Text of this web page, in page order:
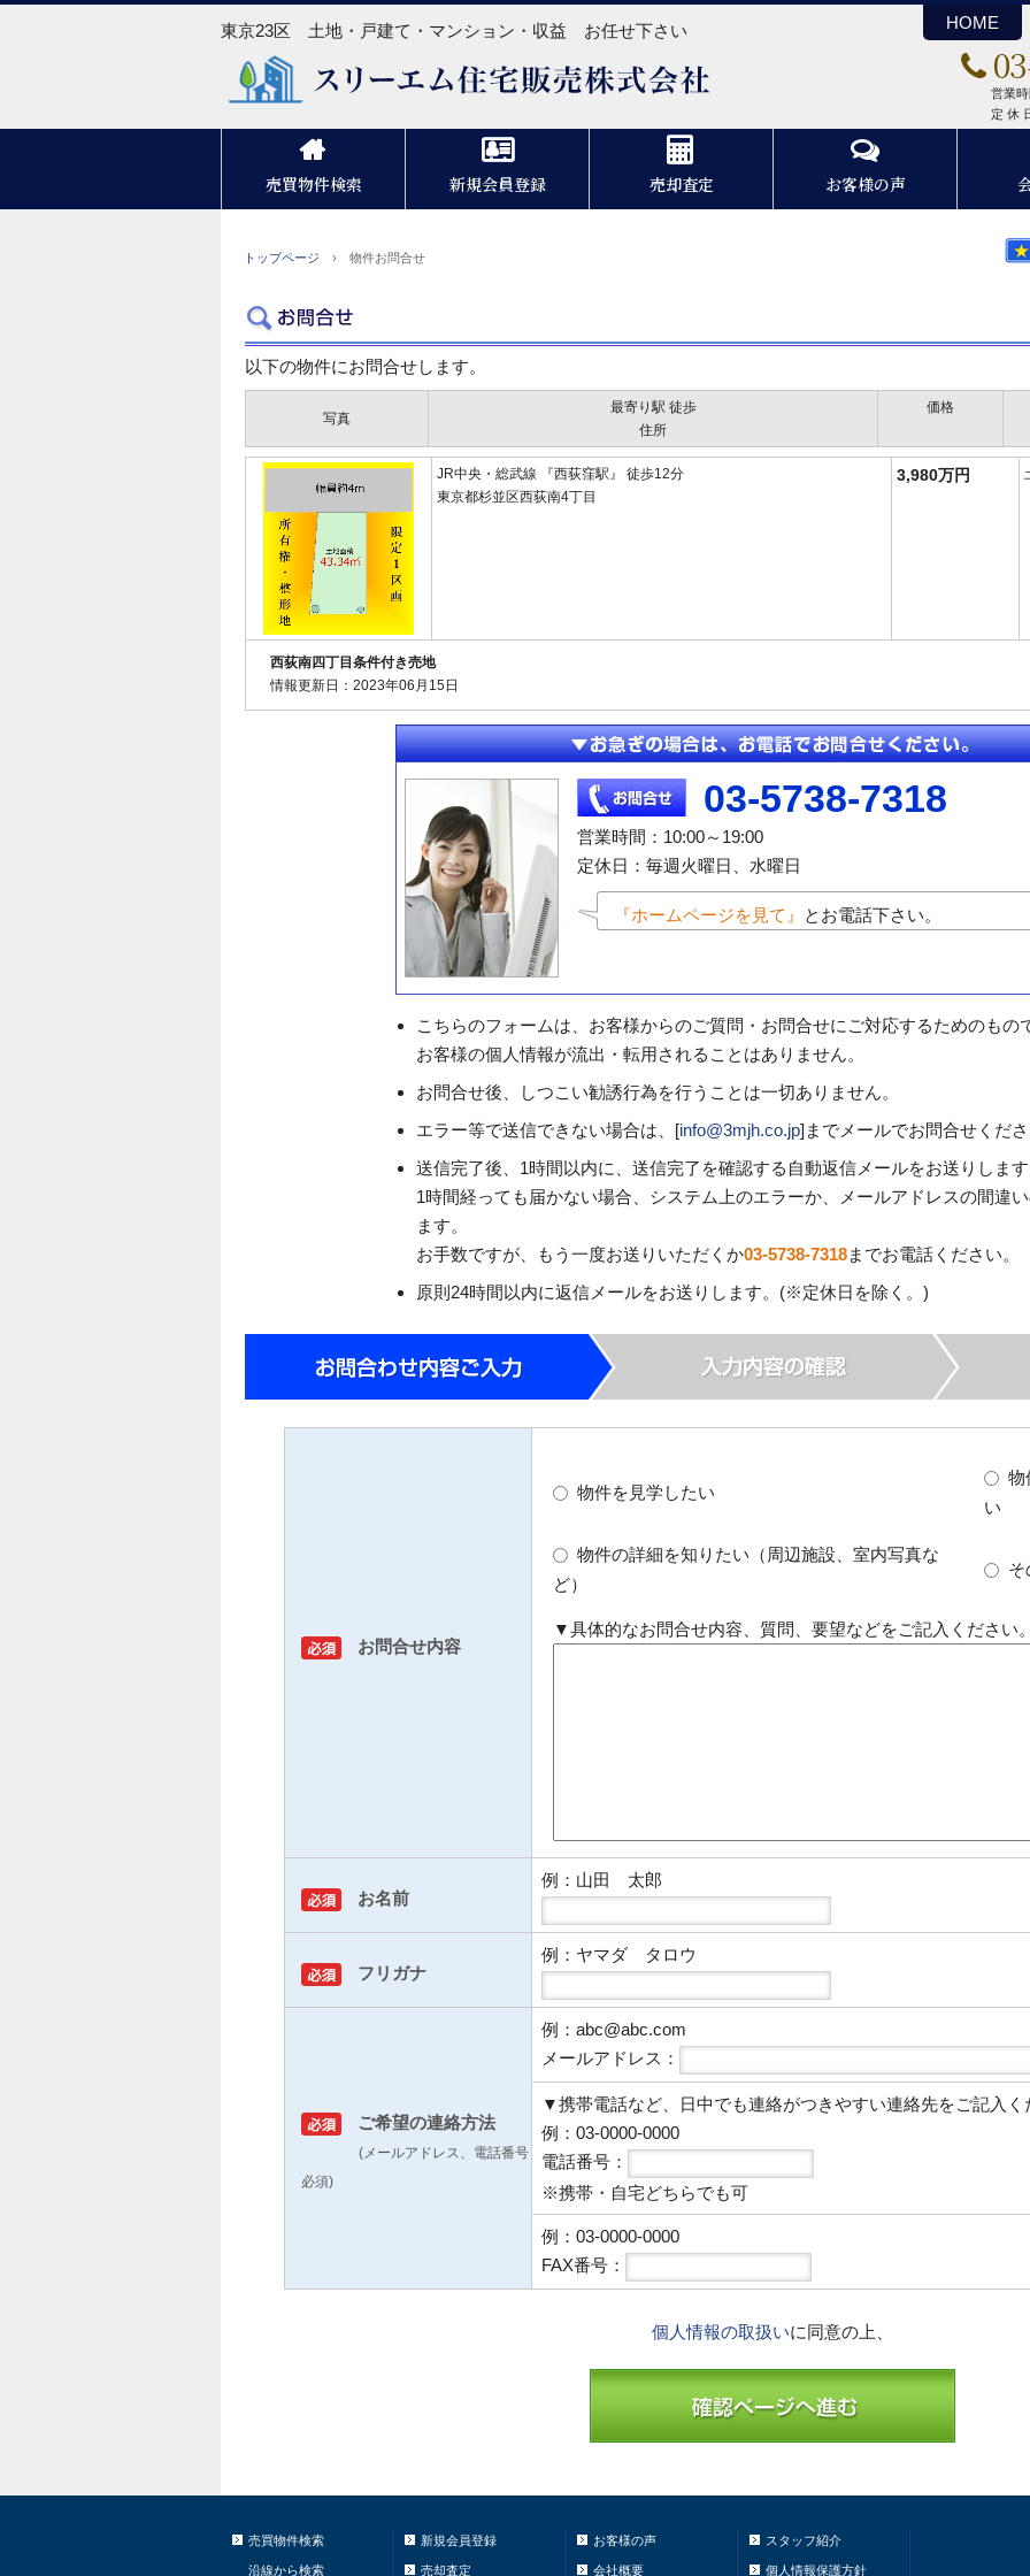
HOME
東京23区 土地・戸建て・マンション・収益 お任せ下さい
スリーエム住宅販売株式会社
営業
定 休
売買物件検索 新規会員登録 売却査定 お客様の声
トップページ › 物件お問合せ
以下の物件にお問合せします。
写真
最寄り駅 徒歩
住所
価格
JR中央・総武線 『西荻窪駅』 徒歩12分
東京都杉並区西荻南4丁目
3,980万円
西荻南四丁目条件付き売地
情報更新日：2023年06月15日
03-5738-7318
営業時間：10:00～19:00
定休日：毎週火曜日、水曜日
『ホームページを見て』 とお電話下さい。
こちらのフォームは、お客様からのご質問・お問合せにご対応するためのもの
お客様の個人情報が流出・転用されることはありません。
お問合せ後、しつこい勧誘行為を行うことは一切ありません。
エラー等で送信できない場合は、[info@3mjh.co.jp]までメールでお問合せくだ
送信完了後、1時間以内に、送信完了を確認する自動返信メールをお送りしま
1時間経っても届かない場合、システム上のエラーか、メールアドレスの間違
ます。
お手数ですが、もう一度お送りいただくか03-5738-7318までお電話ください。
原則24時間以内に返信メールをお送りします。(※定休日を除く。)
お問合せ内容
物件を見学したい
物
い
物件の詳細を知りたい（周辺施設、室内写真な
ど）
そ
▼具体的なお問合せ内容、質問、要望などをご記入ください
お名前
例：山田 太郎
フリガナ
例：ヤマダ タロウ
ご希望の連絡方法
(メールアドレス、電話番号
必須)
例：abc@abc.com
メールアドレス：
▼携帯電話など、日中でも連絡がつきやすい連絡先をご記入く
例：03-0000-0000
電話番号：
※携帯・自宅どちらでも可
例：03-0000-0000
FAX番号：
個人情報の取扱いに同意の上、
売買物件検索
沿線から検索
新規会員登録
売却査定
お客様の声
会社概要
スタッフ紹介
個人情報保護方針